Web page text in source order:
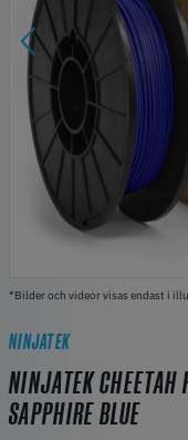
*Bilder och videor visas endast i
NINJATEK
NINJATEK
SAPPHIRE BLUE